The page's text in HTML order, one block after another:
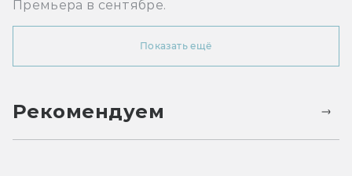
Премьера в сентябре.
Показать ещё
Рекомендуем